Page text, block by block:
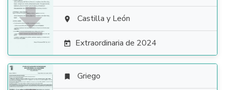
  Castilla y León
 Extraordinaria de 2024
 Griego